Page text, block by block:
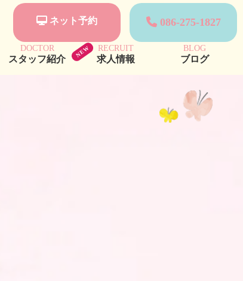
ネット予約 086-275-1827
DOCTOR
スタッフ紹介
RECRUIT
求人情報
BLOG
ブログ